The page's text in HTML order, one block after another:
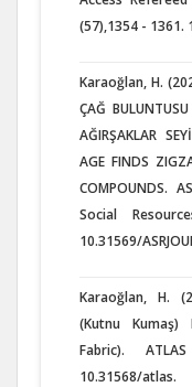
(57),1354 - 1361.
Karaoğlan, H.
ÇAĞ
AĞIRŞAKLAR
AGE FINDS
COMPOUNDS.
Social
10.31569/
Karaoğlan, H.
(Kutnu Kumaş)
Fabric).
10.31568/atlas.